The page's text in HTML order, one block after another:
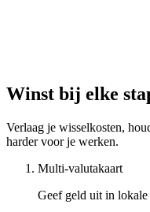
Winst bij elke
Verlaag je wisselkosten,
harder voor je werken.
Multi-valutakaart
Geef geld uit in